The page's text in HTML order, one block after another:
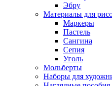
Эбру
Материалы для
Маркеры
Пастель
Сангина
Сепия
Уголь
Мольберты
Наборы для